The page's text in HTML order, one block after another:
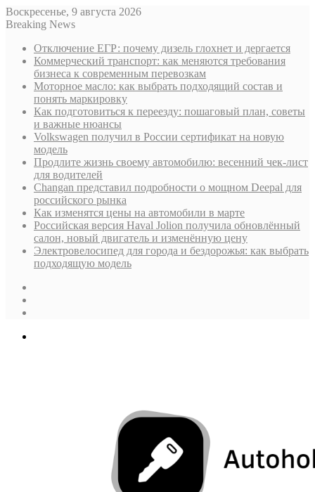
Воскресенье, 9 августа 2026
Breaking News
Отключение ЕГР: почему дизель глохнет и дергается
Коммерческий транспорт: как меняются требования
бизнеса к современным перевозкам
Моторное масло: как выбрать подходящий состав и
понять маркировку
Как подготовиться к переезду: пошаговый план, советы
и важные нюансы
Volkswagen получил в России сертификат на новую
модель
Продлите жизнь своему автомобилю: весенний чек-лист
для водителей
Changan представил подробности о мощном Deepal для
российского рынка
Как изменятся цены на автомобили в марте
Российская версия Haval Jolion получила обновлённый
салон, новый двигатель и изменённую цену
Электровелосипед для города и бездорожья: как выбрать
подходящую модель